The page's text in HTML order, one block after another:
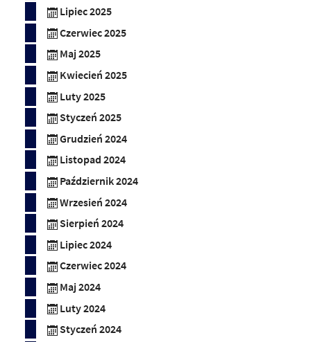
Lipiec 2025
Czerwiec 2025
Maj 2025
Kwiecień 2025
Luty 2025
Styczeń 2025
Grudzień 2024
Listopad 2024
Październik 2024
Wrzesień 2024
Sierpień 2024
Lipiec 2024
Czerwiec 2024
Maj 2024
Luty 2024
Styczeń 2024